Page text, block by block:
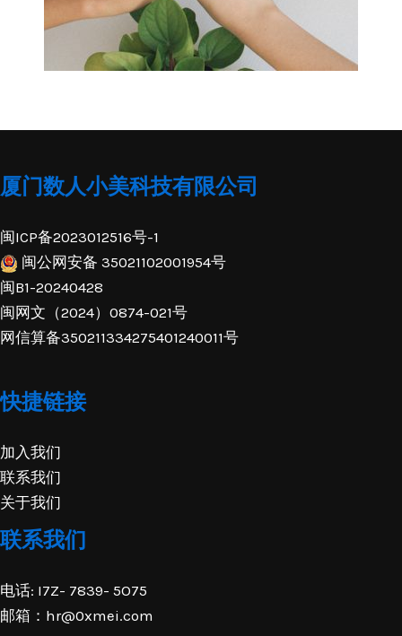
厦门数人小美科技有限公司
闽ICP备2023012516号-1
闽公网安备 35021102001954号
闽B1-20240428
闽网文（2024）0874-021号
网信算备350211334275401240011号
快捷链接
加入我们
联系我们
关于我们
联系我们
电话: I7Z- 7839- 5O75
邮箱：hr@0xmei.com